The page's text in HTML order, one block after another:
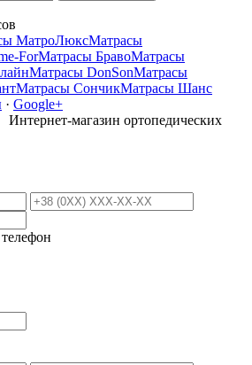
МатроЛюксМатрасы
ForМатрасы БравоМатрасы
Матрасы DonSonМатрасы
Матрасы СончикМатрасы Шанс
· Google+
магазин ортопедических